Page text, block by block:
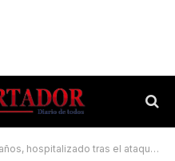
tras el ataque de un alacrán